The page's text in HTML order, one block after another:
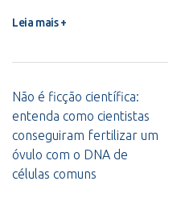
Leia mais +
Não é ficção científica:
entenda como cientistas
conseguiram fertilizar um
óvulo com o DNA de
células comuns